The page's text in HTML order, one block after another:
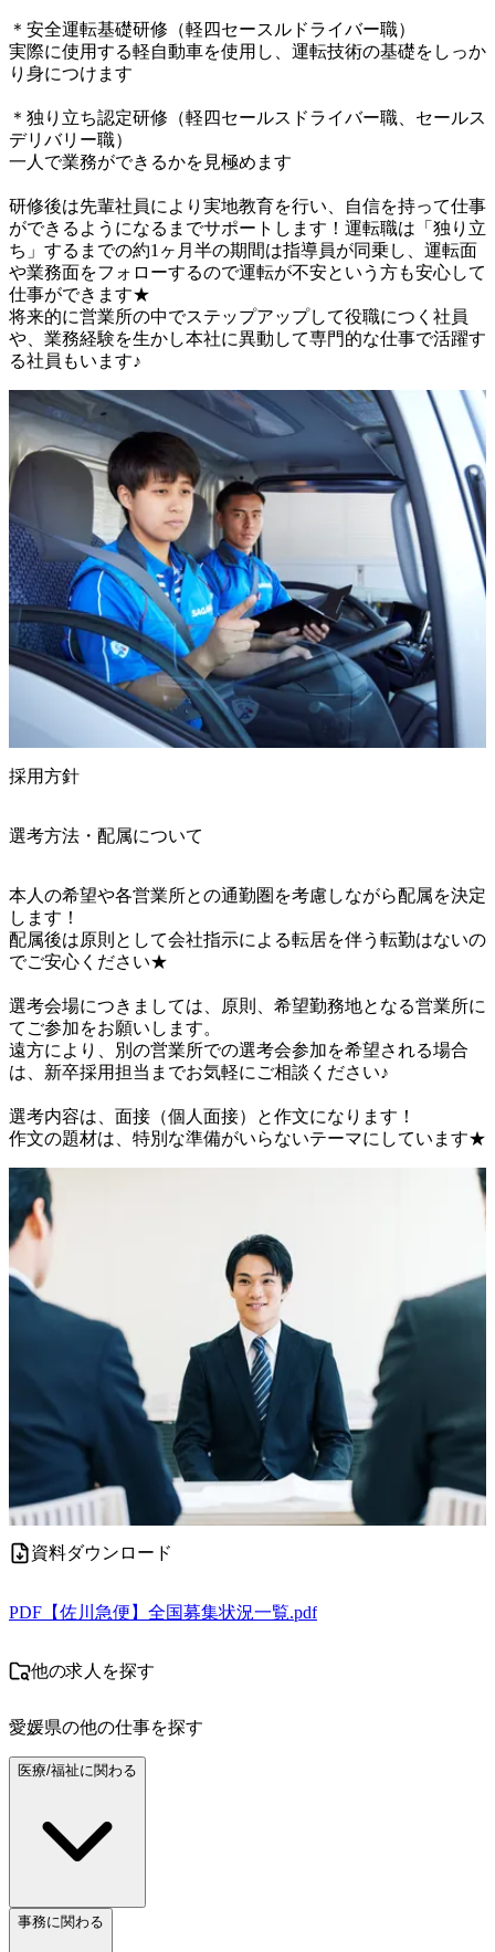
＊安全運転基礎研修（軽四セースルドライバー職）
実際に使用する軽自動車を使用し、運転技術の基礎をしっか
り身につけます
＊独り立ち認定研修（軽四セールスドライバー職、セールス
デリバリー職）
一人で業務ができるかを見極めます
研修後は先輩社員により実地教育を行い、自信を持って仕事
ができるようになるまでサポートします！運転職は「独り立
ち」するまでの約1ヶ月半の期間は指導員が同乗し、運転面
や業務面をフォローするので運転が不安という方も安心して
仕事ができます★
将来的に営業所の中でステップアップして役職につく社員
や、業務経験を生かし本社に異動して専門的な仕事で活躍す
る社員もいます♪
採用方針
選考方法・配属について
本人の希望や各営業所との通勤圏を考慮しながら配属を決定
します！
配属後は原則として会社指示による転居を伴う転勤はないの
でご安心ください★
選考会場につきましては、原則、希望勤務地となる営業所に
てご参加をお願いします。
遠方により、別の営業所での選考会参加を希望される場合
は、新卒採用担当までお気軽にご相談ください♪
選考内容は、面接（個人面接）と作文になります！
作文の題材は、特別な準備がいらないテーマにしています★
資料ダウンロード
PDF 【佐川急便】全国募集状況一覧.pdf
他の求人を探す
愛媛県の他の仕事を探す
医療/福祉に関わる
事務に関わる